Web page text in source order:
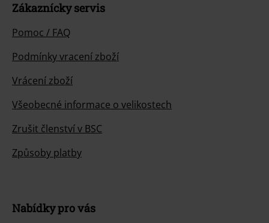
Zákaznícky servis
Pomoc / FAQ
Podmínky vracení zboží
Vrácení zboží
Všeobecné informace o velikostech
Zrušit členství v BSC
Způsoby platby
Nabídky pro vás